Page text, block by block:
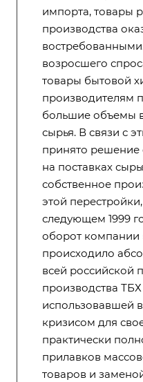
импорта, товары
производства
возросшего
товары бытовой
производителям
большие объемы
сырья. В связи с
принято решение
на поставках
собственное
этой
следующем 1999
оборот компании
происходило
всей
производства
использовавшей
кризисом для
практически
прилавков
товаров и